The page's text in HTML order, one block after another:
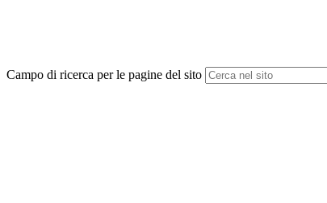
Campo di ricerca per le pagine del sito